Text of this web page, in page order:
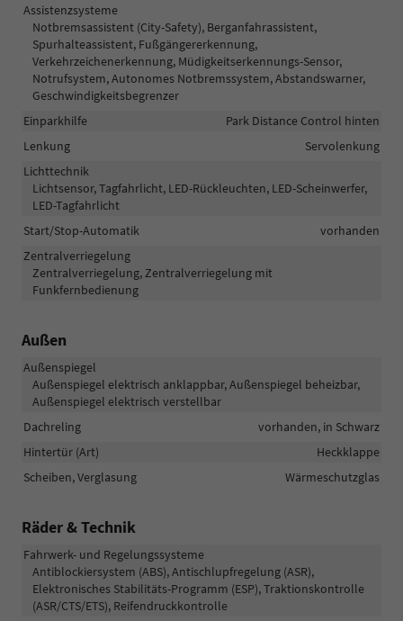
Assistenzsysteme
Notbremsassistent (City-Safety), Berganfahrassistent,
Spurhalteassistent, Fußgängererkennung,
Verkehrzeichenerkennung, Müdigkeitserkennungs-Sensor,
Notrufsystem, Autonomes Notbremssystem, Abstandswarner,
Geschwindigkeitsbegrenzer
Einparkhilfe
Park Distance Control hinten
Lenkung
Servolenkung
Lichttechnik
Lichtsensor, Tagfahrlicht, LED-Rückleuchten, LED-Scheinwerfer,
LED-Tagfahrlicht
Start/Stop-Automatik
vorhanden
Zentralverriegelung
Zentralverriegelung, Zentralverriegelung mit
Funkfernbedienung
Außen
Außenspiegel
Außenspiegel elektrisch anklappbar, Außenspiegel beheizbar,
Außenspiegel elektrisch verstellbar
Dachreling
vorhanden, in Schwarz
Hintertür (Art)
Heckklappe
Scheiben, Verglasung
Wärmeschutzglas
Räder & Technik
Fahrwerk- und Regelungssysteme
Antiblockiersystem (ABS), Antischlupfregelung (ASR),
Elektronisches Stabilitäts-Programm (ESP), Traktionskontrolle
(ASR/CTS/ETS), Reifendruckkontrolle